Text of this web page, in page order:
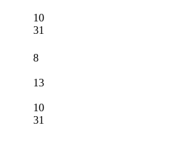
10
31
8
13
10
31